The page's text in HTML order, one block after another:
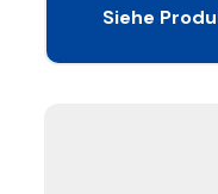
Siehe